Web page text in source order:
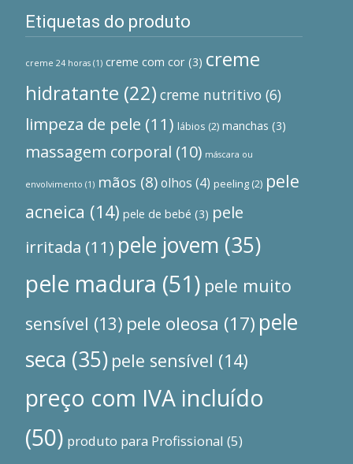
Etiquetas do produto
creme 24 horas (1) creme com cor (3) creme
hidratante (22) creme nutritivo (6)
limpeza de pele (11) lábios (2) manchas (3)
massagem corporal (10) máscara ou
envolvimento (1) mãos (8)olhos (4) peeling (2) pele
acneica (14) pele de bebé (3) pele
irritada (11) pele jovem (35)
pele madura (51) pele muito
sensível (13) pele oleosa (17) pele
seca (35) pele sensível (14)
preço com IVA incluído
(50) produto para Profissional (5)